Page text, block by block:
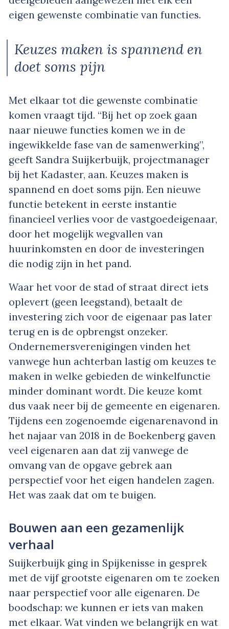
eigen gewenste combinatie van functies.
Keuzes maken is spannend en
doet soms pijn
Met elkaar tot die gewenste combinatie
komen vraagt tijd. “Bij het op zoek gaan
naar nieuwe functies komen we in de
ingewikkelde fase van de samenwerking”,
geeft Sandra Suijkerbuijk, projectmanager
bij het Kadaster, aan. Keuzes maken is
spannend en doet soms pijn. Een nieuwe
functie betekent in eerste instantie
financieel verlies voor de vastgoedeigenaar,
door het mogelijk wegvallen van
huurinkomsten en door de investeringen
die nodig zijn in het pand.
Waar het voor de stad of straat direct iets
oplevert (geen leegstand), betaalt de
investering zich voor de eigenaar pas later
terug en is de opbrengst onzeker.
Ondernemersverenigingen vinden het
vanwege hun achterban lastig om keuzes te
maken in welke gebieden de winkelfunctie
minder dominant wordt. Die keuze komt
dus vaak neer bij de gemeente en eigenaren.
Tijdens een zogenoemde eigenarenavond in
het najaar van 2018 in de Boekenberg gaven
veel eigenaren aan dat zij vanwege de
omvang van de opgave gebrek aan
perspectief voor het eigen handelen zagen.
Het was zaak dat om te buigen.
Bouwen aan een gezamenlijk
verhaal
Suijkerbuijk ging in Spijkenisse in gesprek
met de vijf grootste eigenaren om te zoeken
naar perspectief voor alle eigenaren. De
boodschap: we kunnen er iets van maken
met elkaar. Wat vinden we belangrijk en wat